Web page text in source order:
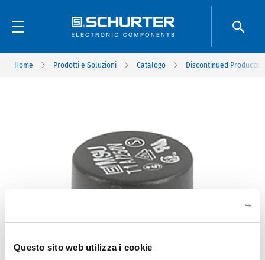
Questo sito web utilizza i cookie
Home Prodotti e Soluzioni Catalogo Discontinued Products